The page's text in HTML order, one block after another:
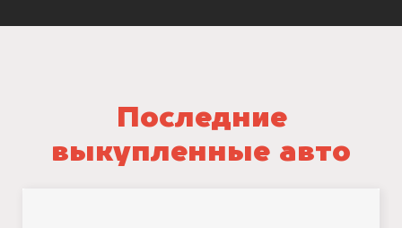
Последние
выкупленные авто